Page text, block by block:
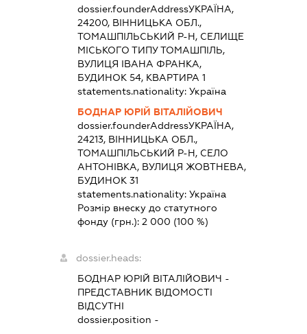
dossier.founderAddressУКРАЇНА,
24200, ВІННИЦЬКА ОБЛ.,
ТОМАШПІЛЬСЬКИЙ Р-Н, СЕЛИЩЕ
МІСЬКОГО ТИПУ ТОМАШПІЛЬ,
ВУЛИЦЯ ІВАНА ФРАНКА,
БУДИНОК 54, КВАРТИРА 1
statements.nationality:Україна
БОДНАР ЮРІЙ ВІТАЛІЙОВИЧ
dossier.founderAddressУКРАЇНА,
24213, ВІННИЦЬКА ОБЛ.,
ТОМАШПІЛЬСЬКИЙ Р-Н, СЕЛО
АНТОНІВКА, ВУЛИЦЯ ЖОВТНЕВА,
БУДИНОК 31
statements.nationality:Україна
Розмір внеску до статутного
фонду (грн.):2 000 (100 %)
dossier.heads:
БОДНАР ЮРІЙ ВІТАЛІЙОВИЧ -
ПРЕДСТАВНИК ВІДОМОСТІ
ВІДСУТНІ
dossier.position -